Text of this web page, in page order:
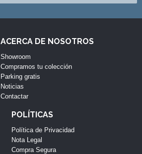
ACERCA DE NOSOTROS
Showroom
Compramos tu colección
Parking gratis
Noticias
Contactar
POLÍTICAS
Política de Privacidad
Nota Legal
Compra Segura